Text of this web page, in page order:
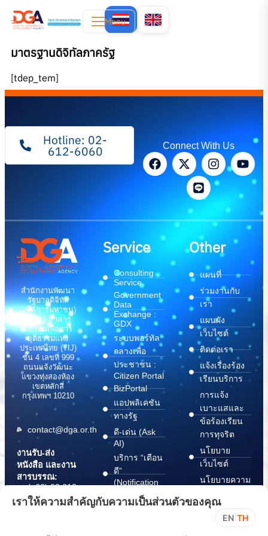
Menu
มาตรฐานดิจิทัลภาครัฐ
[tdep_tem]
Hotline: 02-
612-6060 Connect With Us
สำนักงานพัฒนา
รัฐบาลดิจิทัล
(องค์การมหาชน)
(สพร.) อาคาร
สถาบันเพื่อการ
ยุติธรรมแห่ง
ประเทศไทย (TIJ)
ชั้น 4 เลขที่ 999
ถนนแจ้งวัฒนะ
แขวงทุ่งสองห้อง
เขตหลักสี่
กรุงเทพฯ 10210
contact@dga.or.th
งานรับ-ส่ง
หนังสือ และงาน
สารบรรณ:
(+66) 02 612
6000
saraban@dga.or.th
Service
Consulting
Service
Government
Data
Exchange :
GDX
ระบบพอร์ทัล
กลางเพื่อ
ประชาชน :
Citizen Portal
BizPortal
แอปพลิเคชัน
ทางรัฐ
ดี-เด่น (Ask
AI)
บริการ “เตือน
ดี”
(Notification
บริการ
Other
แผนที่
ร่วมงานกับ
เรา
แผนผัง
เว็บไซต์
ติดต่อเรา
แจ้งเรื่องร้อง
เรียนบริการ
การแจ้ง
เบาะแสและ
ข้อร้องเรียน
การทุจริต
นโยบาย
เว็บไซต์
นโยบายความ
ปลอดภัย
สารสนเทศ
เราให้ความสำคัญกับความเป็นส่วนตัวของคุณ
EN TH